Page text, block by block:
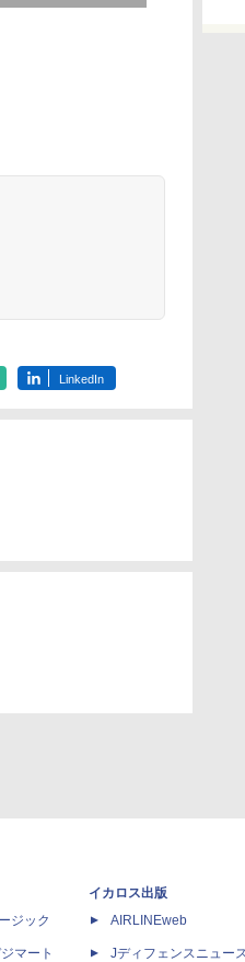
LinkedIn
ジック
マート
イカロス出版
AIRLINEweb
Jディフェンスニュー